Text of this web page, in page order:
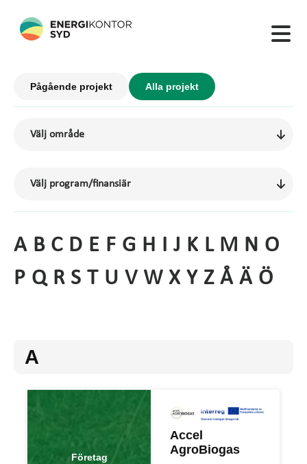
Pågående projekt Alla projekt
A B C D E F G H I J K L M N O
P Q R S T U V W X Y Z Å Ä Ö
A
Företag
Accel
AgroBiogas